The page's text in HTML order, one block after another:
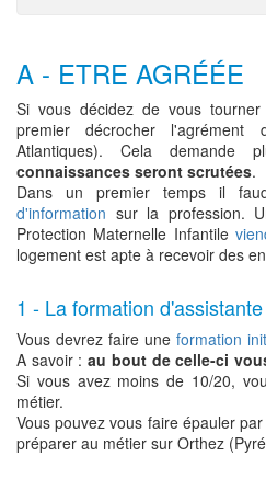
A - ETRE AGRÉÉE
Si vous décidez de vous
premier décrocher l'agrément
Atlantiques). Cela demande
connaissances seront scrutées.
Dans un premier temps il
d'information sur la profession.
Protection Maternelle Infantile
logement est apte à recevoir des
1 - La formation
Vous devrez faire une formation
A savoir :au bout de celle-ci
Si vous avez moins de 10/20,
métier.
Vous pouvez vous faire épauler
préparer au métier sur Orthez